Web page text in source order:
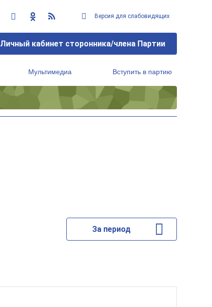
Версия для слабовидящих
Личный кабинет сторонника/члена Партии
Мультимедиа Вступить в партию
За период